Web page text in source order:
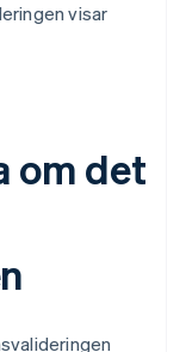
visar
om det